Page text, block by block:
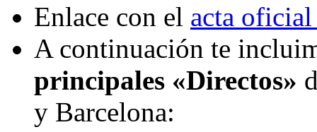
Enlace con el acta
A continuación te
principales «Directos»
y Barcelona: